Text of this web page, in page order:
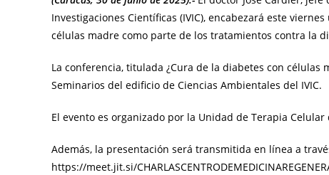
Investigaciones Científicas (IVIC), encabezará este
células madre como parte de los tratamientos contra la
La conferencia, titulada ¿Cura de la diabetes con células
Seminarios del edificio de Ciencias Ambientales del IVIC.
El evento es organizado por la Unidad de Terapia
Además, la presentación será transmitida en línea a
https://meet.jit.si/